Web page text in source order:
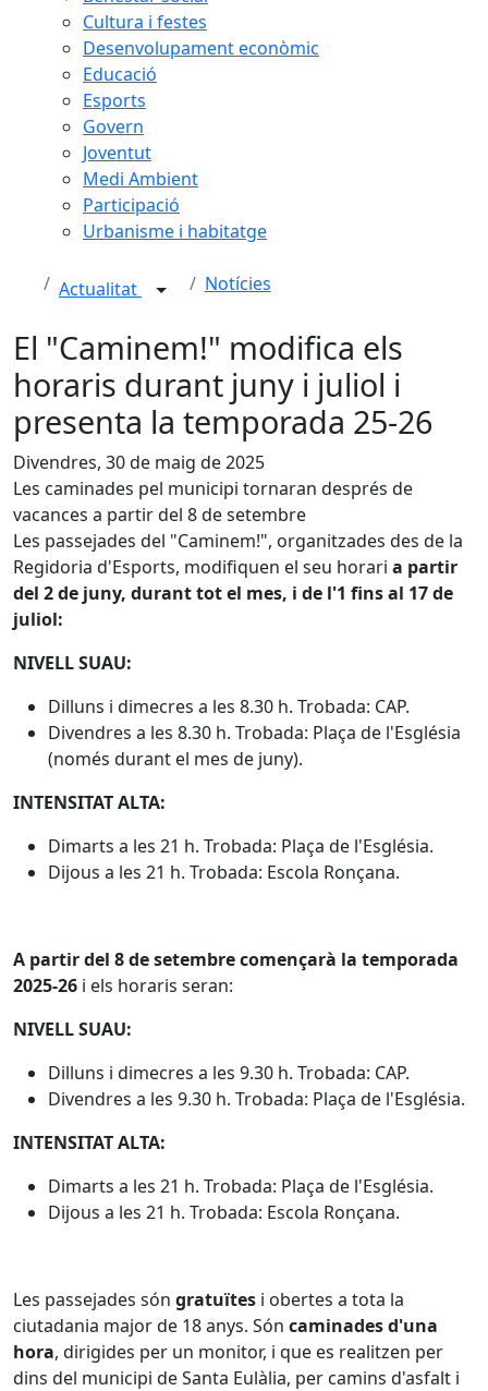
Cultura i festes
Desenvolupament econòmic
Educació
Esports
Govern
Joventut
Medi Ambient
Participació
Urbanisme i habitatge
Actualitat Notícies
El "Caminem!" modifica els
horaris durant juny i juliol i
presenta la temporada 25-26
Divendres, 30 de maig de 2025
Les caminades pel municipi tornaran després de
vacances a partir del 8 de setembre
Les passejades del "Caminem!", organitzades des de la
Regidoria d'Esports, modifiquen el seu horari a partir
del 2 de juny, durant tot el mes, i de l'1 fins al 17 de
juliol:
NIVELL SUAU:
Dilluns i dimecres a les 8.30 h. Trobada: CAP.
Divendres a les 8.30 h. Trobada: Plaça de l'Església
(només durant el mes de juny).
INTENSITAT ALTA:
Dimarts a les 21 h. Trobada: Plaça de l'Església.
Dijous a les 21 h. Trobada: Escola Ronçana.
A partir del 8 de setembre començarà la temporada
2025-26 i els horaris seran:
NIVELL SUAU:
Dilluns i dimecres a les 9.30 h. Trobada: CAP.
Divendres a les 9.30 h. Trobada: Plaça de l'Església.
INTENSITAT ALTA:
Dimarts a les 21 h. Trobada: Plaça de l'Església.
Dijous a les 21 h. Trobada: Escola Ronçana.
Les passejades són gratuïtes i obertes a tota la
ciutadania major de 18 anys. Són caminades d'una
hora, dirigides per un monitor, i que es realitzen per
dins del municipi de Santa Eulàlia, per camins d'asfalt i